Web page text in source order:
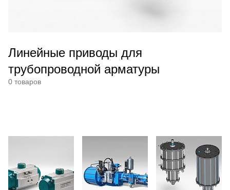
Линейные приводы для
трубопроводной арматуры
0 товаров